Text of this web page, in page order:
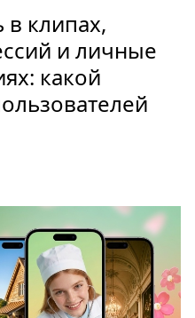
в клипах,
и личные
какой